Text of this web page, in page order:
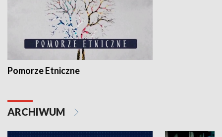
Pomorze Etniczne
ARCHIWUM